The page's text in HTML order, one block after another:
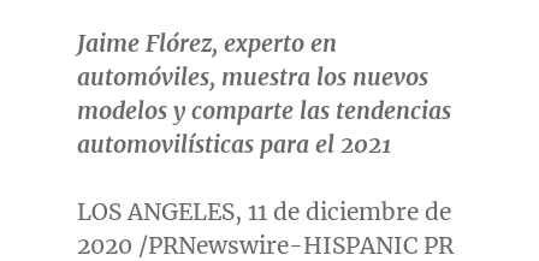
Jaime Flórez, experto en
automóviles, muestra los nuevos
modelos y comparte las tendencias
automovilísticas para el 2021
LOS ANGELES, 11 de diciembre de
2020 /PRNewswire-HISPANIC PR